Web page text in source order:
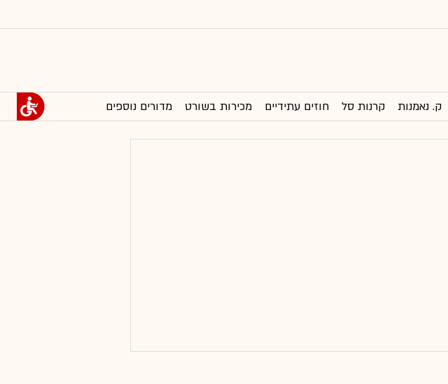
ק. נאמנות קרנות סל חוזים עתידיים מכירות בשורט מדורים נוספים